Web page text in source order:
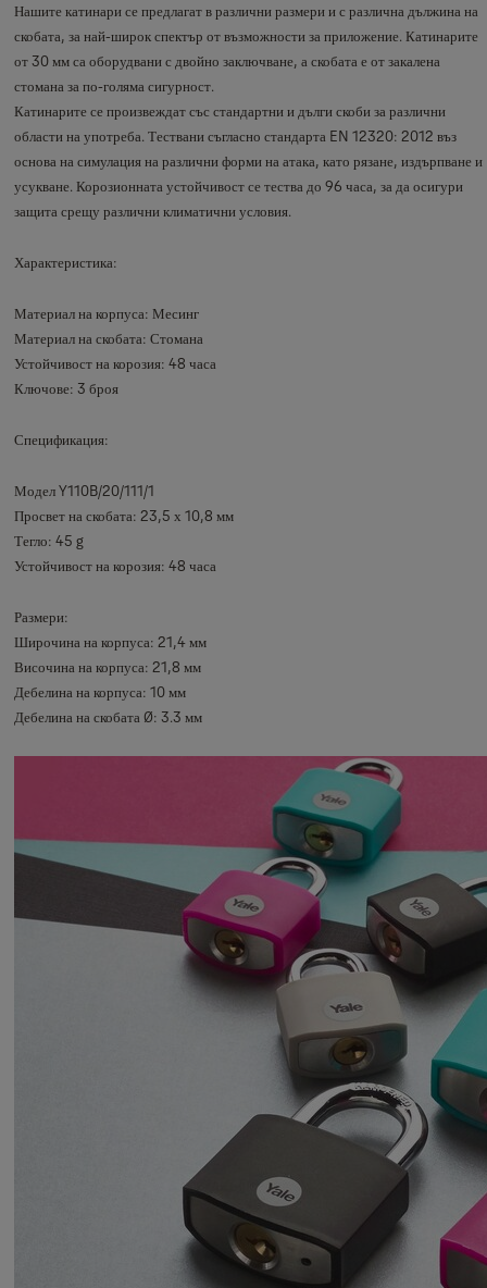
Нашите катинари се предлагат в различни размери и с различна дължина на
скобата, за най-широк спектър от възможности за приложение. Катинарите
от 30 мм са оборудвани с двойно заключване, а скобата е от закалена
стомана за по-голяма сигурност.
Катинарите се произвеждат със стандартни и дълги скоби за различни
области на употреба. Тествани съгласно стандарта EN 12320: 2012 въз
основа на симулация на различни форми на атака, като рязане, издърпване и
усукване. Корозионната устойчивост се тества до 96 часа, за да осигури
защита срещу различни климатични условия.
Характеристика:
Материал на корпуса: Месинг
Материал на скобата: Стомана
Устойчивост на корозия: 48 часа
Ключове: 3 броя
Спецификация:
Модел Y110B/20/111/1
Просвет на скобата: 23,5 х 10,8 мм
Тегло: 45 g
Устойчивост на корозия: 48 часа
Размери:
Широчина на корпуса: 21,4 мм
Височина на корпуса: 21,8 мм
Дебелина на корпуса: 10 мм
Дебелина на скобата Ø: 3.3 мм